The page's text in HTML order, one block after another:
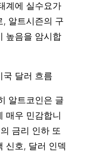
계에 실수요가
, 알트시즌의 구
높음을 암시합
국 달러 흐름
알트코인은 글
매우 민감합니
금리 인하 또
신호, 달러 인덱